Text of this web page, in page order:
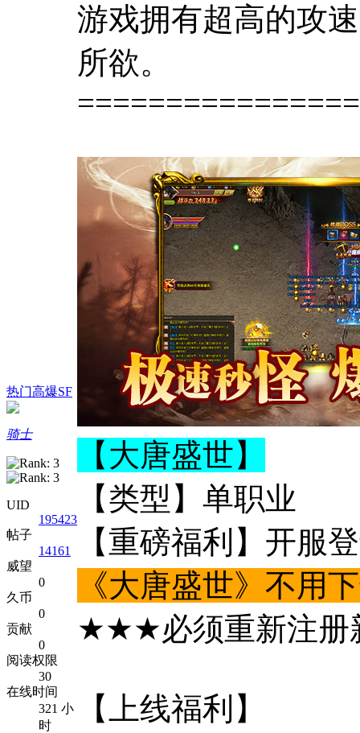
热门高爆SF
骑士
UID
195423
帖子
14161
威望
0
久币
0
贡献
0
阅读权限
30
在线时间
321 小
时
游戏拥有超高的攻
所欲。
【大唐盛世】
【类型】单职业
【重磅福利】开服
《大唐盛世》不用
★★★必须重新注
【上线福利】